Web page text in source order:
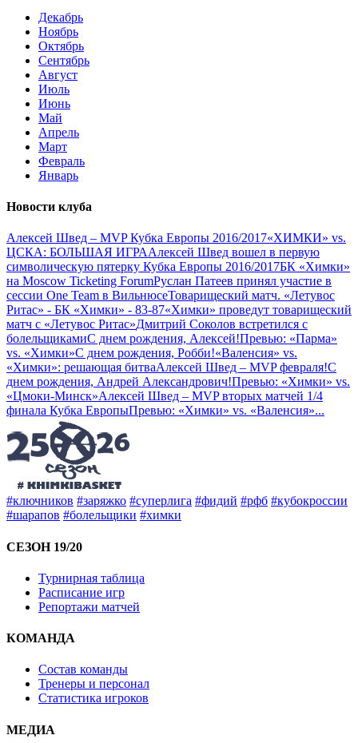
Декабрь
Ноябрь
Октябрь
Сентябрь
Август
Июль
Июнь
Май
Апрель
Март
Февраль
Январь
Новости клуба
Алексей Швед – MVP Кубка Европы 2016/2017«ХИМКИ» vs.
ЦСКА: БОЛЬШАЯ ИГРААлексей Швед вошел в первую
символическую пятерку Кубка Европы 2016/2017БК «Химки»
на Moscow Ticketing ForumРуслан Патеев принял участие в
сессии One Team в ВильнюсеТоварищеский матч. «Летувос
Ритас» - БК «Химки» - 83-87«Химки» проведут товарищеский
матч с «Летувос Ритас»Дмитрий Соколов встретился с
болельщикамиС днем рождения, Алексей!Превью: «Парма»
vs. «Химки»С днем рождения, Робби!«Валенсия» vs.
«Химки»: решающая битваАлексей Швед – MVP февраля!С
днем рождения, Андрей Александрович!Превью: «Химки» vs.
«Цмоки-Минск»Алексей Швед – MVP вторых матчей 1/4
финала Кубка ЕвропыПревью: «Химки» vs. «Валенсия»...
#ключников #заряжко #суперлига #фидий #рфб #кубокроссии
#шарапов #болельщики #химки
СЕЗОН 19/20
Турнирная таблица
Расписание игр
Репортажи матчей
КОМАНДА
Состав команды
Тренеры и персонал
Статистика игроков
МЕДИА